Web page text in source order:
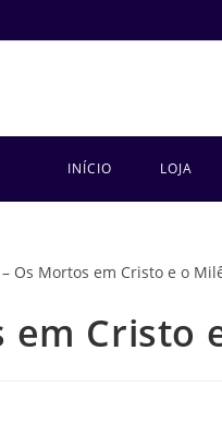
INÍCIO LOJA
em Cristo